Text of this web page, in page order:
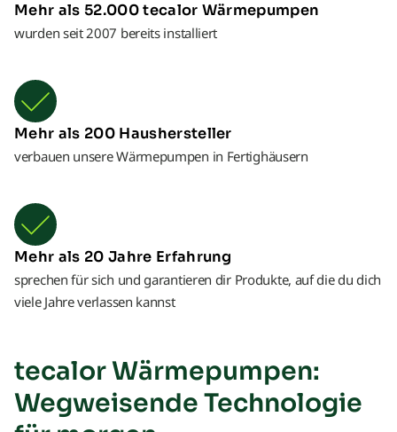
Mehr als 52.000 tecalor Wärmepumpen
wurden seit 2007 bereits installiert
Mehr als 200 Haushersteller
verbauen unsere Wärmepumpen in Fertighäusern
Mehr als 20 Jahre Erfahrung
sprechen für sich und garantieren dir Produkte, auf die du dich
viele Jahre verlassen kannst
tecalor Wärmepumpen:
Wegweisende Technologie